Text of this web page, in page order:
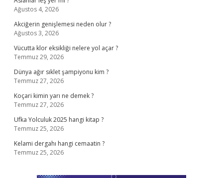
Ağustos 4, 2026
Akciğerin genişlemesi neden olur ?
Ağustos 3, 2026
Vücutta klor eksikliği nelere yol açar ?
Temmuz 29, 2026
Dünya ağır sıklet şampiyonu kim ?
Temmuz 27, 2026
Koçari kimin yarı ne demek ?
Temmuz 27, 2026
Ufka Yolculuk 2025 hangi kitap ?
Temmuz 25, 2026
Kelami dergahı hangi cemaatin ?
Temmuz 25, 2026